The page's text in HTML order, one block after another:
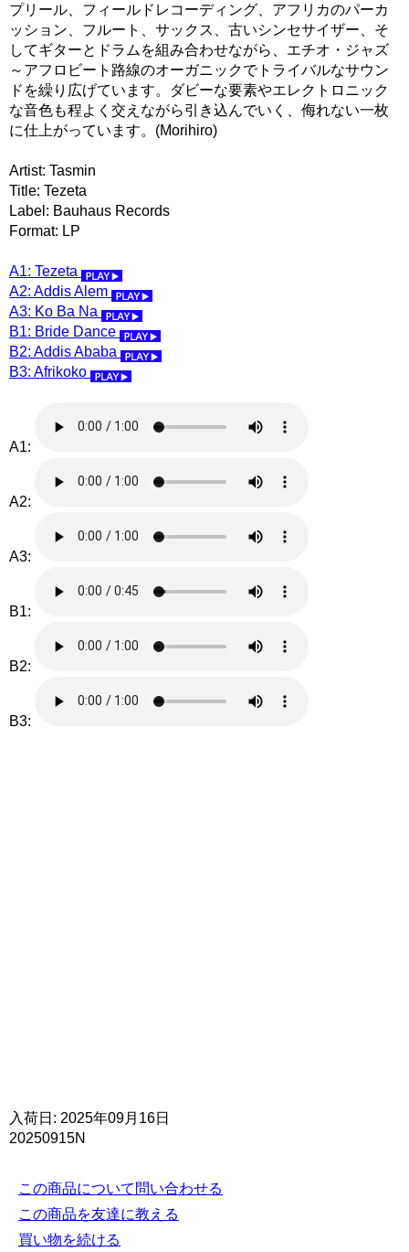
プリール、フィールドレコーディング、アフリカのパーカ
ッション、フルート、サックス、古いシンセサイザー、そ
してギターとドラムを組み合わせながら、エチオ・ジャズ
～アフロビート路線のオーガニックでトライバルなサウン
ドを繰り広げています。ダビーな要素やエレクトロニック
な音色も程よく交えながら引き込んでいく、侮れない一枚
に仕上がっています。(Morihiro)
Artist: Tasmin
Title: Tezeta
Label: Bauhaus Records
Format: LP
A1: Tezeta
A2: Addis Alem
A3: Ko Ba Na
B1: Bride Dance
B2: Addis Ababa
B3: Afrikoko
A1:
A2:
A3:
B1:
B2:
B3:
入荷日: 2025年09月16日
20250915N
この商品について問い合わせる
この商品を友達に教える
買い物を続ける